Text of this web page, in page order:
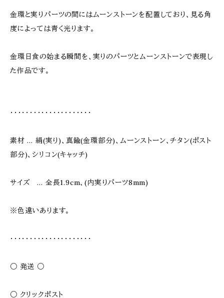
金環と実りパーツの間にはムーンストーンを配置しており、見る角
度によっては青く光ります。
金環日食の始まる瞬間を、実りのパーツとムーンストーンで表現し
た作品です。
・・・・・・・・・・・・・・・・・・・・・
素材 … 絹(実り)、真鍮(金環部分)、ムーンストーン、チタン(ポスト
部分)、シリコン(キャッチ)
サイズ … 全長1.9cm、(内実りパーツ8mm)
※色違いあります。
・・・・・・・・・・・・・・・・・・・・・
○ 発送 ○
○ クリックポスト